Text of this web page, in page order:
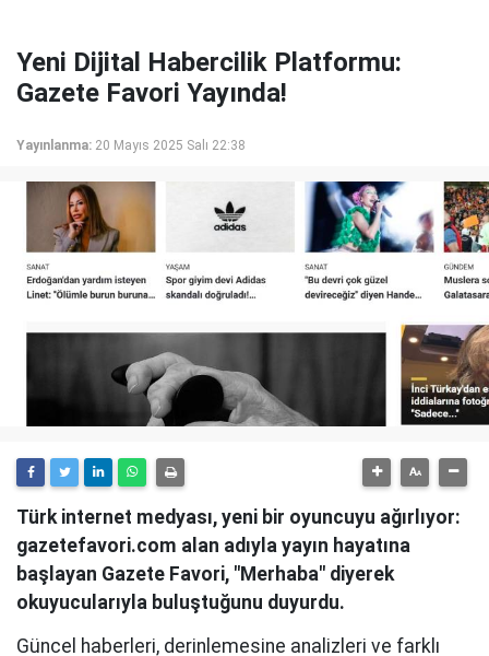
Yeni Dijital Habercilik Platformu:
Gazete Favori Yayında!
Yayınlanma: 20 Mayıs 2025 Salı 22:38
Türk internet medyası, yeni bir oyuncuyu ağırlıyor:
gazetefavori.com alan adıyla yayın hayatına
başlayan Gazete Favori, "Merhaba" diyerek
okuyucularıyla buluştuğunu duyurdu.
Güncel haberleri, derinlemesine analizleri ve farklı